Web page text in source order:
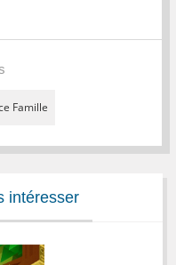
Famille
intéresser